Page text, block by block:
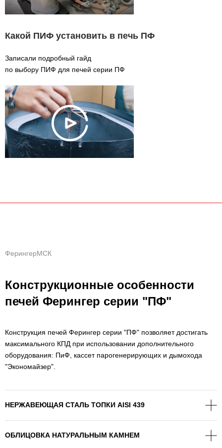
Какой ПИФ установить в печь ПФ
Записали подробный гайд
по выбору ПИФ для печей серии ПФ
ФерингерМСК
Конструкционные особенности
печей Ферингер серии "ПФ"
Конструкция печей Ферингер серии "ПФ" позволяет достигать
максимального КПД при использовании дополнительного
оборудования: ПиФ, кассет парогенерирующих и дымохода
"Экономайзер".
НЕРЖАВЕЮЩАЯ СТАЛЬ ТОПКИ AISI 439
ОБЛИЦОВКА НАТУРАЛЬНЫМ КАМНЕМ